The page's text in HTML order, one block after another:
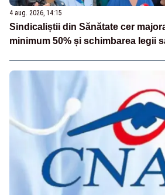
4 aug. 2026, 14:15
Sindicaliștii din Sănătate cer
minimum 50% și schimbarea legii